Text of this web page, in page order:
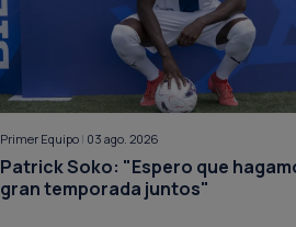
Primer Equipo | 03 ago. 2026
Patrick Soko: "Espero que
gran temporada juntos"